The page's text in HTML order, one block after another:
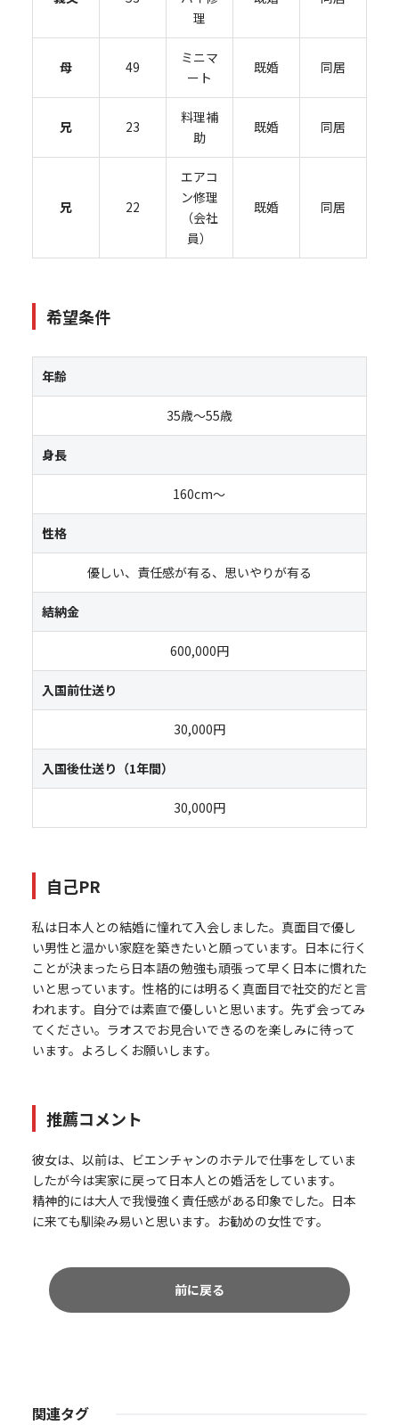
理
母 49
ミニマ
ート
既婚 同居
兄 23
料理補
助
既婚 同居
兄 22
エアコ
ン修理
（会社
員）
既婚 同居
希望条件
年齢
35歳～55歳
身長
160cm～
性格
優しい、責任感が有る、思いやりが有る
結納金
600,000円
入国前仕送り
30,000円
入国後仕送り（1年間）
30,000円
自己PR
私は日本人との結婚に憧れて入会しました。真面目で優し
い男性と温かい家庭を築きたいと願っています。日本に行く
ことが決まったら日本語の勉強も頑張って早く日本に慣れた
いと思っています。性格的には明るく真面目で社交的だと言
われます。自分では素直で優しいと思います。先ず会ってみ
てください。ラオスでお見合いできるのを楽しみに待って
います。よろしくお願いします。
推薦コメント
彼女は、以前は、ビエンチャンのホテルで仕事をしていま
したが今は実家に戻って日本人との婚活をしています。
精神的には大人で我慢強く責任感がある印象でした。日本
に来ても馴染み易いと思います。お勧めの女性です。
前に戻る
関連タグ